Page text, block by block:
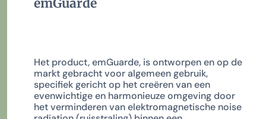
emGuarde
Het product, emGuarde, is ontworpen en op de
markt gebracht voor algemeen gebruik,
specifiek gericht op het creëren van een
evenwichtige en harmonieuze omgeving door
het verminderen van elektromagnetische noise